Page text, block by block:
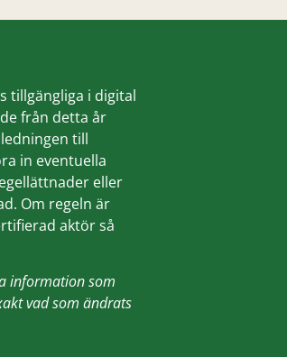
tillgängliga i digital
från detta år
till
in eventuella
eller
Om regeln är
aktör så
information som
vad som ändrats